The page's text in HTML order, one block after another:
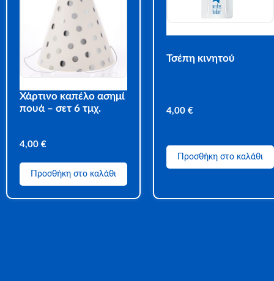
Χάρτινο καπέλο ασημί
πουά – σετ 6 τμχ.
4,00 €
Προσθήκη στο καλάθι
Τσέπη κινητού
4,00 €
Προσθήκη στο καλάθι